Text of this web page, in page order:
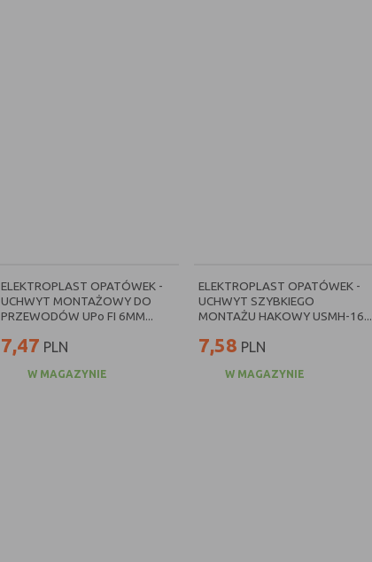
ELEKTROPLAST OPATÓWEK -
UCHWYT MONTAŻOWY DO
PRZEWODÓW UPo FI 6MM...
7,47 PLN
W MAGAZYNIE
ELEKTROPLAST OPATÓWEK -
UCHWYT SZYBKIEGO
MONTAŻU HAKOWY USMH-16...
7,58 PLN
W MAGAZYNIE